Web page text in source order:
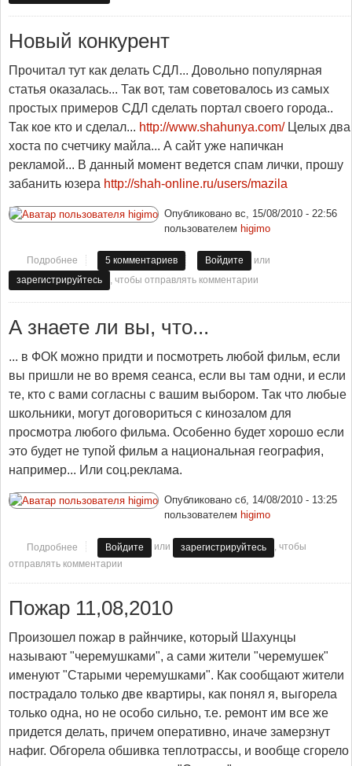
Новый конкурент
Прочитал тут как делать СДЛ... Довольно популярная
статья оказалась... Так вот, там советовалось из самых
простых примеров СДЛ сделать портал своего города..
Так кое кто и сделал... http://www.shahunya.com/Целых два
хоста по счетчику майла... А сайт уже напичкан
рекламой... В данный момент ведется спам лички, прошу
забанить юзера http://shah-online.ru/users/mazila
Опубликовано вс, 15/08/2010 - 22:56
пользователем higimo
Подробнее о Новый конкурент
5 комментариев Войдите
или
зарегистрируйтесь
, чтобы отправлять комментарии
А знаете ли вы, что...
... в ФОК можно придти и посмотреть любой фильм, если
вы пришли не во время сеанса, если вы там одни, и если
те, кто с вами согласны с вашим выбором. Так что любые
школьники, могут договориться с кинозалом для
просмотра любого фильма. Особенно будет хорошо если
это будет не тупой фильм а национальная география,
например... Или соц.реклама.
Опубликовано сб, 14/08/2010 - 13:25
пользователем higimo
Подробнее о А знаете ли вы, что...
Войдите или зарегистрируйтесь
, чтобы
отправлять комментарии
Пожар 11,08,2010
Произошел пожар в райнчике, который Шахунцы
называют "черемушками", а сами жители "черемушек"
именуют "Старыми черемушками". Как сообщают жители
пострадало только две квартиры, как понял я, выгорела
только одна, но не особо сильно, т.е. ремонт им все же
придется делать, причем оперативно, иначе замерзнут
нафиг. Обгорела обшивка теплотрассы, и вообще сгорело